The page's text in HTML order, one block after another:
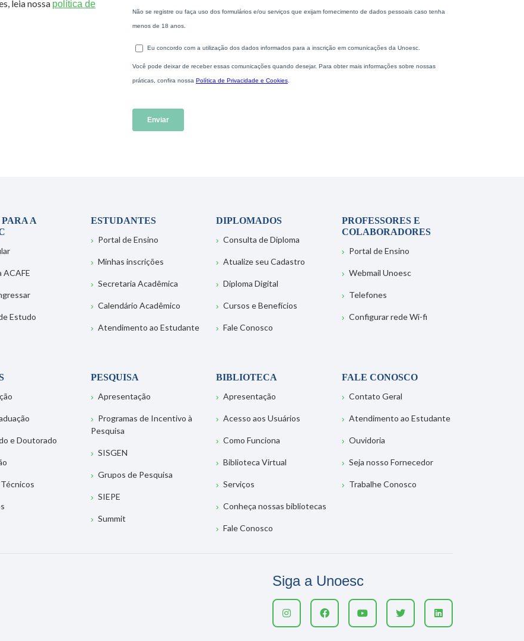
leia nossa política de
A
ACAFE
Estudo
ESTUDANTES
Portal de Ensino
Minhas inscrições
Secretaria Acadêmica
Calendário Acadêmico
Atendimento ao Estudante
DIPLOMADOS
Consulta de Diploma
Atualize seu Cadastro
Diploma Digital
Cursos e Benefícios
Fale Conosco
PROFESSORES E
COLABORADORES
Portal de Ensino
Webmail Unoesc
Telefones
Configurar rede Wi-fi
e Doutorado
PESQUISA
Apresentação
Programas de Incentivo à
Pesquisa
SISGEN
Grupos de Pesquisa
SIEPE
Summit
BIBLIOTECA
Apresentação
Acesso aos Usuários
Como Funciona
Biblioteca Virtual
Serviços
Conheça nossas bibliotecas
Fale Conosco
FALE CONOSCO
Contato Geral
Atendimento ao Estudante
Ouvidoria
Seja nosso Fornecedor
Trabalhe Conosco
Siga a Unoesc